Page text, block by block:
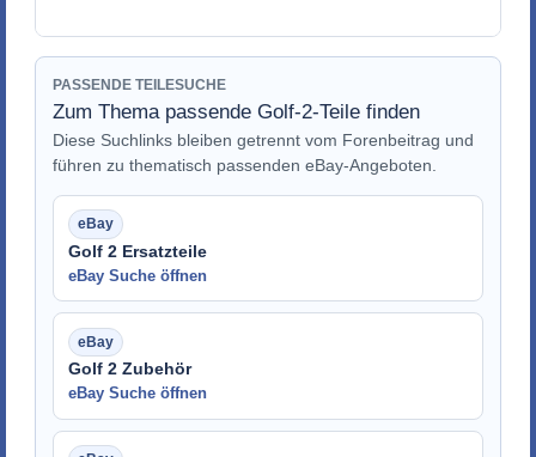
PASSENDE TEILESUCHE
Zum Thema passende Golf-2-Teile finden
Diese Suchlinks bleiben getrennt vom Forenbeitrag und
führen zu thematisch passenden eBay-Angeboten.
Golf 2 Ersatzteile
eBay Suche öffnen
Golf 2 Zubehör
eBay Suche öffnen